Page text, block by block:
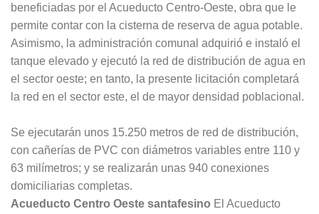
beneficiadas por el Acueducto Centro-Oeste, obra que le
permite contar con la cisterna de reserva de agua potable.
Asimismo, la administración comunal adquirió e instaló el
tanque elevado y ejecutó la red de distribución de agua en
el sector oeste; en tanto, la presente licitación completará
la red en el sector este, el de mayor densidad poblacional.
Se ejecutarán unos 15.250 metros de red de distribución,
con cañerías de PVC con diámetros variables entre 110 y
63 milímetros; y se realizarán unas 940 conexiones
domiciliarias completas.
Acueducto Centro Oeste santafesino El Acueducto